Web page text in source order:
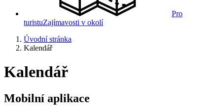
Pro
turistuZajímavosti v okolí
Úvodní stránka
Kalendář
Kalendář
Mobilní aplikace